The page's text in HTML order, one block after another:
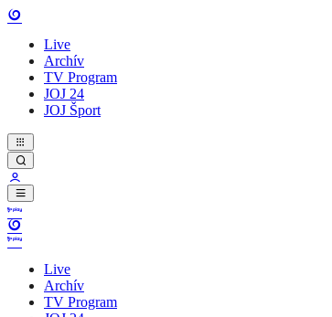
Live
Archív
TV Program
JOJ 24
JOJ Šport
Live
Archív
TV Program